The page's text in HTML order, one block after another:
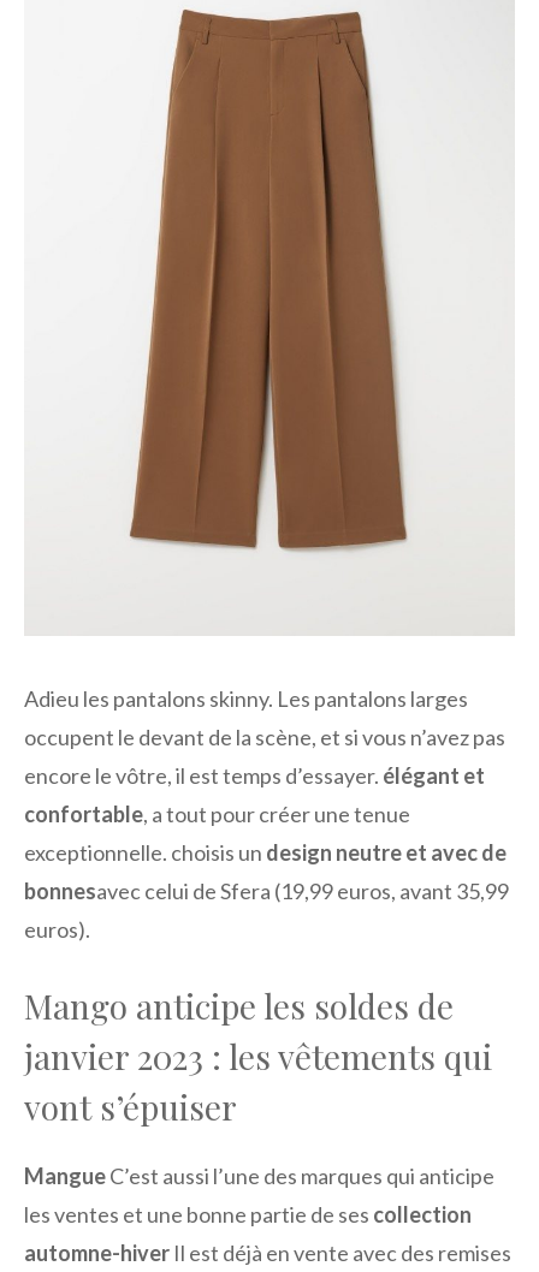
Adieu les pantalons skinny. Les pantalons larges
occupent le devant de la scène, et si vous n’avez pas
encore le vôtre, il est temps d’essayer. élégant et
confortable, a tout pour créer une tenue
exceptionnelle. choisis un design neutre et avec de
bonnesavec celui de Sfera (19,99 euros, avant 35,99
euros).
Mango anticipe les soldes de
janvier 2023 : les vêtements qui
vont s’épuiser
MangueC’est aussi l’une des marques qui anticipe
les ventes et une bonne partie de ses collection
automne-hiver Il est déjà en vente avec des remises